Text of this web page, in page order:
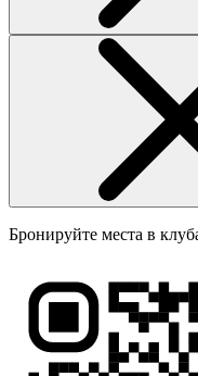
Бронируйте места в